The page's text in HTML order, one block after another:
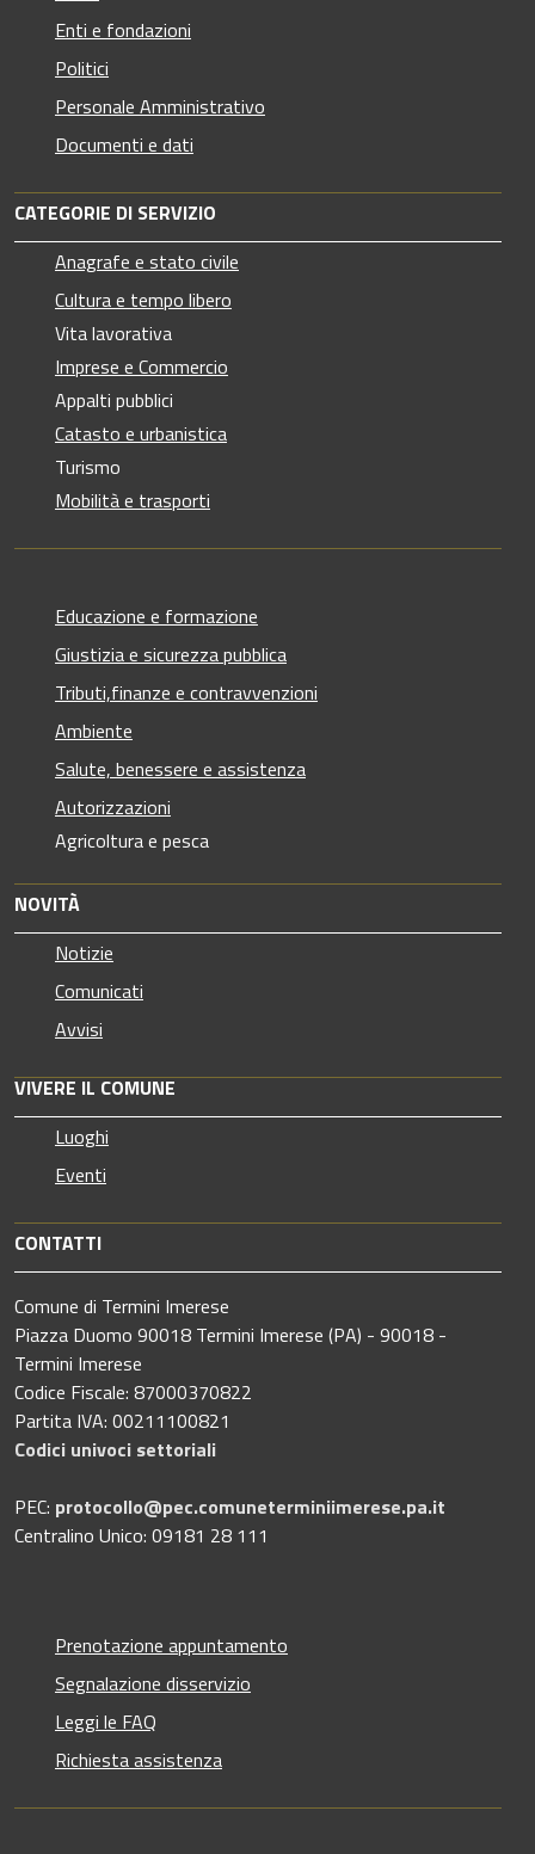
Enti e fondazioni
Politici
Personale Amministrativo
Documenti e dati
CATEGORIE DI SERVIZIO
Anagrafe e stato civile
Cultura e tempo libero
Vita lavorativa
Imprese e Commercio
Appalti pubblici
Catasto e urbanistica
Turismo
Mobilità e trasporti
Educazione e formazione
Giustizia e sicurezza pubblica
Tributi,finanze e contravvenzioni
Ambiente
Salute, benessere e assistenza
Autorizzazioni
Agricoltura e pesca
NOVITÀ
Notizie
Comunicati
Avvisi
VIVERE IL COMUNE
Luoghi
Eventi
CONTATTI
Comune di Termini Imerese
Piazza Duomo 90018 Termini Imerese (PA) - 90018 -
Termini Imerese
Codice Fiscale: 87000370822
Partita IVA: 00211100821
Codici univoci settoriali
PEC: protocollo@pec.comuneterminiimerese.pa.it
Centralino Unico: 09181 28 111
Prenotazione appuntamento
Segnalazione disservizio
Leggi le FAQ
Richiesta assistenza